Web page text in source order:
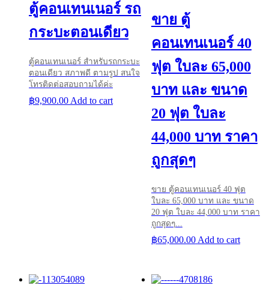
ตู้คอนเทนเนอร์ รถ
กระบะตอนเดียว
ตู้คอนเทนเนอร์ สำหรับรถกระบะ
ตอนเดียว สภาพดี ตามรูป สนใจ
โทรติดต่อสอบถามได้ค่ะ
฿9,900.00 Add to cart
ขาย ตู้
คอนเทนเนอร์ 40
ฟุต ใบละ 65,000
บาท และ ขนาด
20 ฟุต ใบละ
44,000 บาท ราคา
ถูกสุดๆ
ขาย ตู้คอนเทนเนอร์ 40 ฟุต
ใบละ 65,000 บาท และ ขนาด
20 ฟุต ใบละ 44,000 บาท ราคา
ถูกสุดๆ...
฿65,000.00 Add to cart